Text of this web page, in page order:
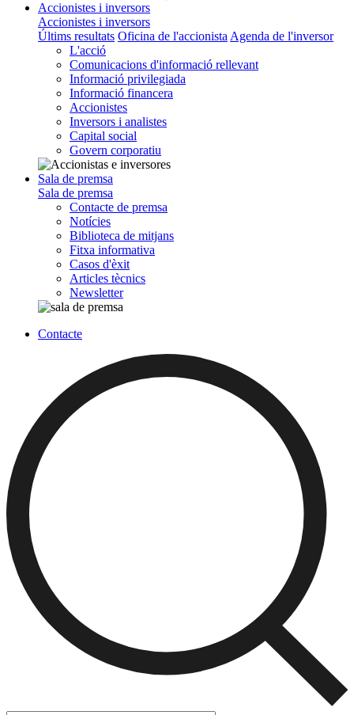
Accionistes i inversors
Accionistes i inversors
Últims resultats Oficina de l'accionista Agenda de l'inversor
L'acció
Comunicacions d'informació rellevant
Informació privilegiada
Informació financera
Accionistes
Inversors i analistes
Capital social
Govern corporatiu
Sala de premsa
Sala de premsa
Contacte de premsa
Notícies
Biblioteca de mitjans
Fitxa informativa
Casos d'èxit
Articles tècnics
Newsletter
Contacte